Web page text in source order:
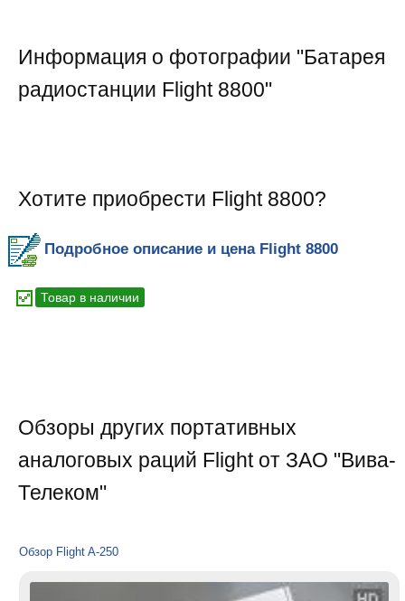
Информация о фотографии "Батарея
радиостанции Flight 8800"
Хотите приобрести Flight 8800?
Подробное описание и цена Flight 8800
Товар в наличии
Обзоры других портативных
аналоговых раций Flight от ЗАО "Вива-
Телеком"
Обзор Flight A-250